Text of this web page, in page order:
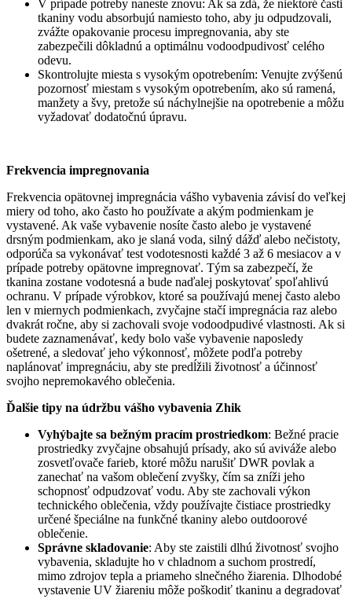
V prípade potreby naneste znovu: Ak sa zdá, že niektoré časti
tkaniny vodu absorbujú namiesto toho, aby ju odpudzovali,
zvážte opakovanie procesu impregnovania, aby ste
zabezpečili dôkladnú a optimálnu vodoodpudivosť celého
odevu.
Skontrolujte miesta s vysokým opotrebením: Venujte zvýšenú
pozornosť miestam s vysokým opotrebením, ako sú ramená,
manžety a švy, pretože sú náchylnejšie na opotrebenie a môžu
vyžadovať dodatočnú úpravu.
Frekvencia impregnovania
Frekvencia opätovnej impregnácia vášho vybavenia závisí do veľkej
miery od toho, ako často ho používate a akým podmienkam je
vystavené. Ak vaše vybavenie nosíte často alebo je vystavené
drsným podmienkam, ako je slaná voda, silný dážď alebo nečistoty,
odporúča sa vykonávať test vodotesnosti každé 3 až 6 mesiacov a v
prípade potreby opätovne impregnovať. Tým sa zabezpečí, že
tkanina zostane vodotesná a bude naďalej poskytovať spoľahlivú
ochranu. V prípade výrobkov, ktoré sa používajú menej často alebo
len v miernych podmienkach, zvyčajne stačí impregnácia raz alebo
dvakrát ročne, aby si zachovali svoje vodoodpudivé vlastnosti. Ak si
budete zaznamenávať, kedy bolo vaše vybavenie naposledy
ošetrené, a sledovať jeho výkonnosť, môžete podľa potreby
naplánovať impregnáciu, aby ste predĺžili životnosť a účinnosť
svojho nepremokavého oblečenia.
Ďalšie tipy na údržbu vášho vybavenia Zhik
Vyhýbajte sa bežným pracím prostriedkom: Bežné pracie
prostriedky zvyčajne obsahujú prísady, ako sú aviváže alebo
zosvetľovače farieb, ktoré môžu narušiť DWR povlak a
zanechať na vašom oblečení zvyšky, čím sa zníži jeho
schopnosť odpudzovať vodu. Aby ste zachovali výkon
technického oblečenia, vždy používajte čistiace prostriedky
určené špeciálne na funkčné tkaniny alebo outdoorové
oblečenie.
Správne skladovanie: Aby ste zaistili dlhú životnosť svojho
vybavenia, skladujte ho v chladnom a suchom prostredí,
mimo zdrojov tepla a priameho slnečného žiarenia. Dlhodobé
vystavenie UV žiareniu môže poškodiť tkaninu a degradovať